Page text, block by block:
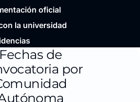
oficial
la universidad
Fechas de
por